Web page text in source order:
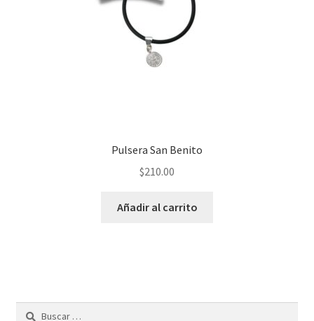
Pulsera San Benito
$210.00
Añadir al carrito
Buscar: